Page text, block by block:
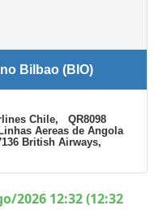
Bilbao (BIO)
Chile, QR8098
Aereas de Angola
British Airways,
2026 12:32 (12:32